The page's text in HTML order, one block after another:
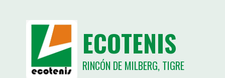
ECOTENIS
RINCÓN DE MILBERG, TIGRE